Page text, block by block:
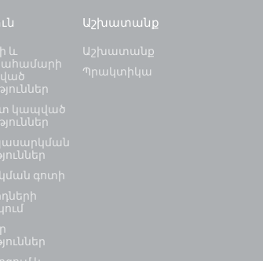
և
կապված
գոտի
Աշխատանք
Աշխատանք
Պրակտիկա